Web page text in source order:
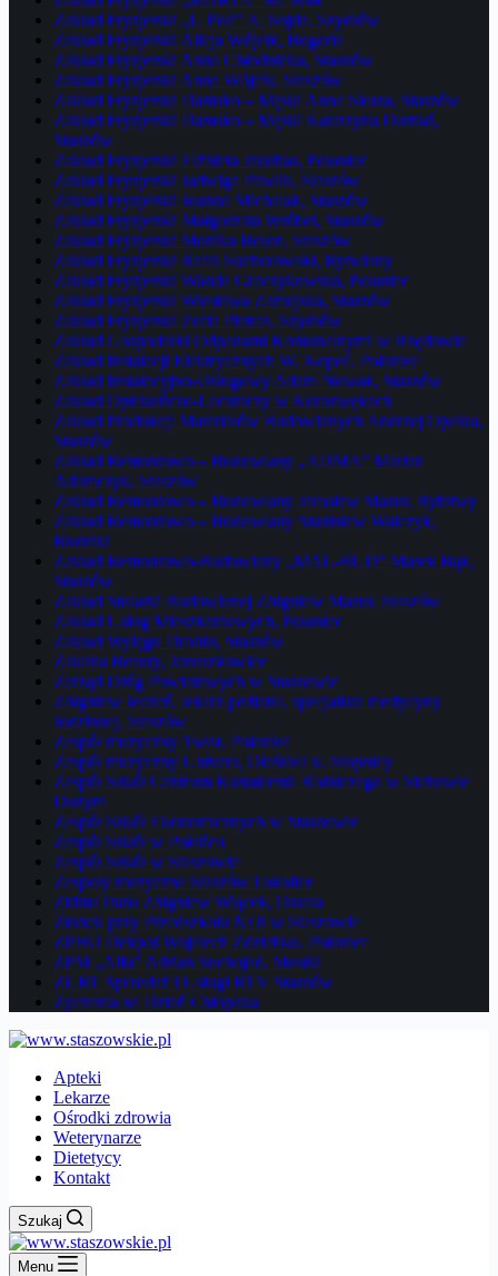
Zakład Fryzjerski „U Poli” A. Sojda, Szydłów
Zakład Fryzjerski Alicja Wójcik, Bogoria
Zakład Fryzjerski Anna Chłodnicka, Staszów
Zakład Fryzjerski Anna Wójcik, Staszów
Zakład Fryzjerski Damsko – Męski Anna Skuza, Staszów
Zakład Fryzjerski Damsko – Męski Katarzyna Durnaś,
Staszów
Zakład Fryzjerski Elżbieta Jakubas, Połaniec
Zakład Fryzjerski Jadwiga Pawlik, Staszów
Zakład Fryzjerski Joanna Michalak, Staszów
Zakład Fryzjerski Małgorzata Wróbel, Staszów
Zakład Fryzjerski Monika Bolon, Staszów
Zakład Fryzjerski Rafał Suchorowski, Rytwiany
Zakład Fryzjerski Wanda Graczykowska, Połaniec
Zakład Fryzjerski Wiesława Zamojska, Staszów
Zakład Fryzjerski Zofia Pietras, Szydłów
Zakład Gospodarki Odpadami Komunalnymi w Rzędowie
Zakład Instalacji Elektrycznych W. Kopeć, Połaniec
Zakład Instalacyjno-Usługowy Adam Nowak, Staszów
Zakład Opiekuńczo-Leczniczy w Kurozwękach
Zakład Produkcji Materiałów Budowlanych Andrzej Opałka,
Staszów
Zakład Remontowo – Budowlany „ADMA” Marian
Adamczyk, Staszów
Zakład Remontowo – Budowlany Jarosław Mazur, Rybitwy
Zakład Remontowo – Budowlany Stanisław Walczyk,
Rudniki
Zakład Remontowo-Budowlany „MAL-BUD” Marek Bąk,
Staszów
Zakład Stolarki Budowlanej Zbigniew Mazur, Staszów
Zakład Usług Mieszkaniowych, Połaniec
Zakład Wylęgu Drobiu, Staszów
Żaklina Beauty, Januszkowice
Zarząd Dróg Powiatowych w Staszowie
Zbigniew Jeczeń, lekarz pediatra, specjalista medycyny
rodzinnej, Staszów
Zespół muzyczny Twist, Połaniec
Zespół muzyczny Univers, Oleśnica k. Stopnicy
Zespół Szkół Centrum Kształcenia Rolniczego w Sichowie
Dużym
Zespół Szkół Ekonomicznych w Staszowie
Zespół Szkół w Połańcu
Zespół Szkół w Staszowie
Zespoły muzyczne Staszów i okolice
ZidmaTrans Zbigniew Wiącek, Ossala
Żłobek przy Przedszkolu Nr 8 w Staszowie
ZPHU Dekpol Wojciech Zdziebko, Połaniec
ZPM „Alfa” Adrian Suchojad, Mostki
ZURT Sprzedaż i Usługi RTV Staszów
Życzenia na Dzień Chłopaka
Apteki
Lekarze
Ośrodki zdrowia
Weterynarze
Dietetycy
Kontakt
Szukaj
Menu